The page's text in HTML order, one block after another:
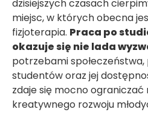
dzisiejszych czasach
miejsc, w których obecna
fizjoterapia. Praca po
okazuje się nie lada
potrzebami
studentów oraz jej
zdaje się mocno ograniczać
kreatywnego rozwoju